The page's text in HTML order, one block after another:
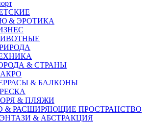
& ЭРОТИКА
& СТРАНЫ
& БАЛКОНЫ
& ПЛЯЖИ
& РАСШИРЯЮЩИЕ ПРОСТРАНСТВО
& АБСТРАКЦИЯ